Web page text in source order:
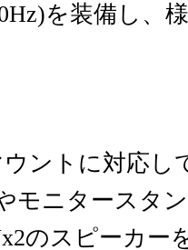
を装備し、
ウントに対応し
モニタースタ
のスピーカー